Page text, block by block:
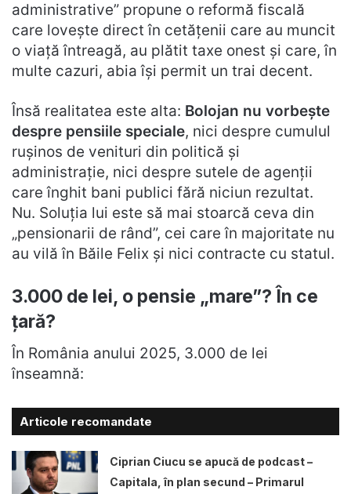
administrative” propune o reformă fiscală
care lovește direct în cetățenii care au muncit
o viață întreagă, au plătit taxe onest și care, în
multe cazuri, abia își permit un trai decent.
Însă realitatea este alta: Bolojan nu vorbește
despre pensiile speciale, nici despre cumulul
rușinos de venituri din politică și
administrație, nici despre sutele de agenții
care înghit bani publici fără niciun rezultat.
Nu. Soluția lui este să mai stoarcă ceva din
„pensionarii de rând”, cei care în majoritate nu
au vilă în Băile Felix și nici contracte cu statul.
3.000 de lei, o pensie „mare”? În ce
țară?
În România anului 2025, 3.000 de lei
înseamnă:
Articole recomandate
Ciprian Ciucu se apucă de podcast –
Capitala, în plan secund – Primarul